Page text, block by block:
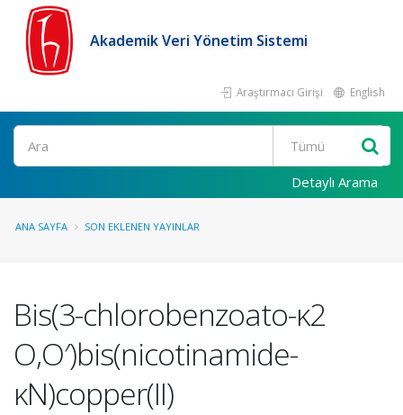
Akademik Veri Yönetim Sistemi
Araştırmacı Girişi English
Ara
Detaylı Arama
ANA SAYFA SON EKLENEN YAYINLAR
Bis(3-chlorobenzoato-κ2
O,O′)bis(nicotinamide-
κN)copper(II)